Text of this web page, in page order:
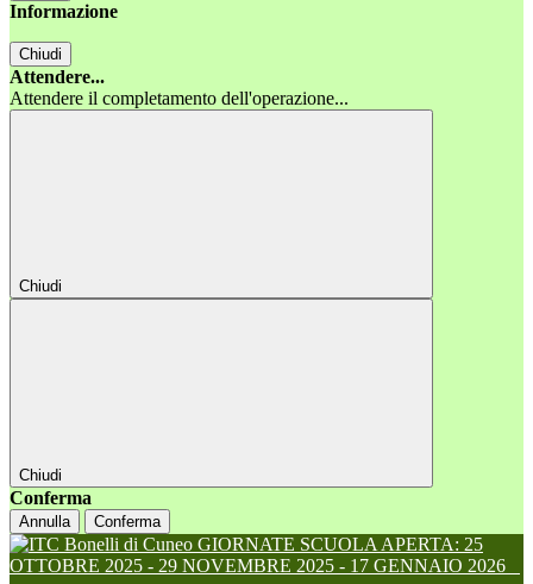
Informazione
Chiudi
Attendere...
Attendere il completamento dell'operazione...
Chiudi
Chiudi
Conferma
Annulla Conferma
GIORNATE SCUOLA APERTA: 25
OTTOBRE 2025 - 29 NOVEMBRE 2025 - 17 GENNAIO 2026